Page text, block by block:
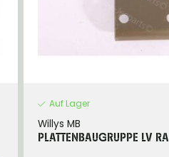
Auf Lager
Willys MB
PLATTENBAUGRUPPE LV RA